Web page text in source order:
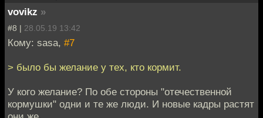
vovikz »
#8 | 28.05.19 13:42
Кому: sasa, #7
> было бы желание у тех, кто кормит.
У кого желание? По обе стороны "отечественной
кормушки" одни и те же люди. И новые кадры растят